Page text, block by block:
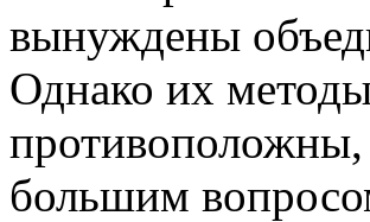
вынуждены
Однако их
большим